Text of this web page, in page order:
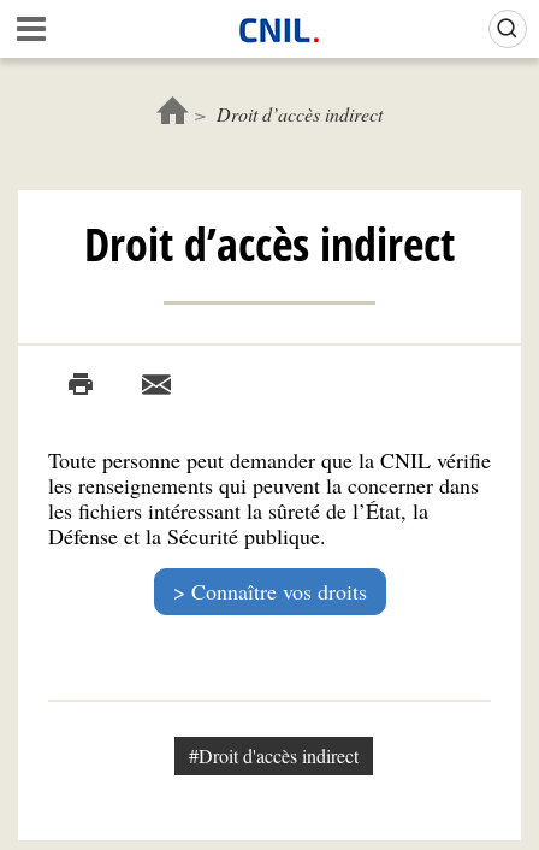
Aller
au
contenu
c
l
C
N
Droit d’accès indirect
Droit d’accès indirect
Toute personne peut demander que la CNIL vérifie
les renseignements qui peuvent la concerner dans
les fichiers intéressant la sûreté de l’État, la
Défense et la Sécurité publique.
Connaître vos droits
#Droit d'accès indirect
Gestion de vos préférences sur les cookies (témoins de connexion)